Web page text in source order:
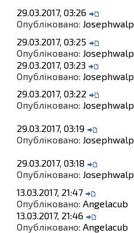
29.03.2017, 03:26
Опубліковано: Josephwalp
29.03.2017, 03:25
Опубліковано: Josephwalp
29.03.2017, 03:23
Опубліковано: Josephwalp
29.03.2017, 03:22
Опубліковано: Josephwalp
29.03.2017, 03:19
Опубліковано: Josephwalp
29.03.2017, 03:18
Опубліковано: Josephwalp
13.03.2017, 21:47
Опубліковано: Angelacub
13.03.2017, 21:46
Опубліковано: Angelacub